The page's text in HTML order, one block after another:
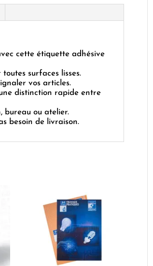
cette étiquette adhésive
surfaces lisses.
vos articles.
distinction rapide entre
bureau ou atelier.
besoin de livraison.